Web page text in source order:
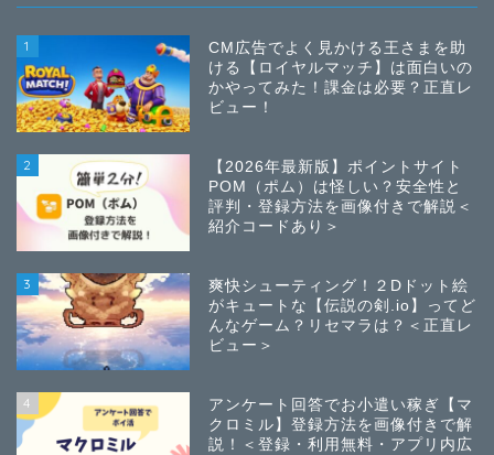
1
CM広告でよく見かける王さまを助
ける【ロイヤルマッチ】は面白いの
かやってみた！課金は必要？正直レ
ビュー！
2
【2026年最新版】ポイントサイト
POM（ポム）は怪しい？安全性と
評判・登録方法を画像付きで解説＜
紹介コードあり＞
3
爽快シューティング！２Dドット絵
がキュートな【伝説の剣.io】ってど
んなゲーム？リセマラは？＜正直レ
ビュー＞
4
アンケート回答でお小遣い稼ぎ【マ
クロミル】登録方法を画像付きで解
説！＜登録・利用無料・アプリ内広